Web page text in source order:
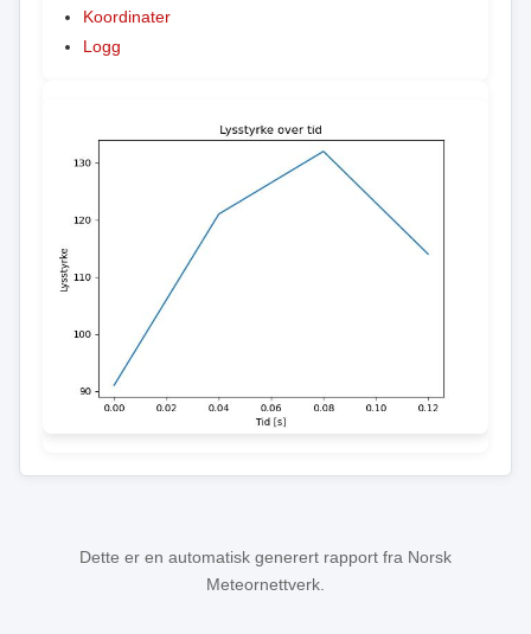
Koordinater
Logg
Dette er en automatisk generert rapport fra Norsk
Meteornettverk.